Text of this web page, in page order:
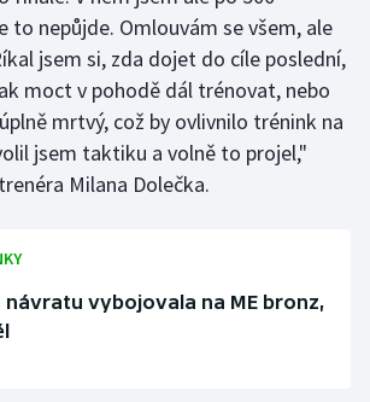
to nepůjde. Omlouvám se všem, ale
jsem si, zda dojet do cíle poslední,
moct v pohodě dál trénovat, nebo
mrtvý, což by ovlivnilo trénink na
jsem taktiku a volně to projel,"
Milana Dolečka.
návratu vybojovala na ME bronz,